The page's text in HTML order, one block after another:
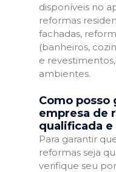
disponíveis no
reformas
fachadas,
(banheiros,
e
ambientes.
Como posso
empresa de
qualificada
Para garantir
reformas seja
verifique seu